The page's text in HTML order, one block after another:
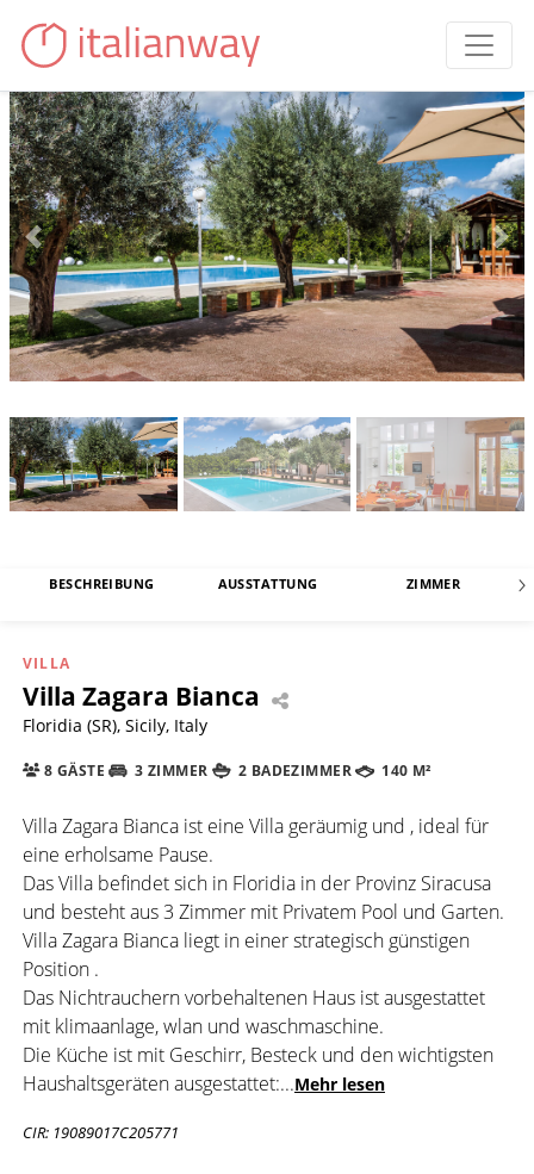
BESCHREIBUNG AUSSTATTUNG ZIMMER
VILLA
Villa Zagara Bianca
Floridia (SR), Sicily, Italy
8 GÄSTE 3 ZIMMER 2 BADEZIMMER 140 M²
Villa Zagara Bianca ist eine Villa geräumig und , ideal für
eine erholsame Pause.
Das Villa befindet sich in Floridia in der Provinz Siracusa
und besteht aus 3 Zimmer mit Privatem Pool und Garten.
Villa Zagara Bianca liegt in einer strategisch günstigen
Position .
Das Nichtrauchern vorbehaltenen Haus ist ausgestattet
mit klimaanlage, wlan und waschmaschine.
Die Küche ist mit Geschirr, Besteck und den wichtigsten
Haushaltsgeräten ausgestattet:...Mehr lesen
CIR: 19089017C205771